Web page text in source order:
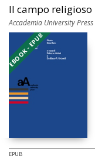
Il campo religioso
Accademia University Press
EBOOK - EPUB
EPUB